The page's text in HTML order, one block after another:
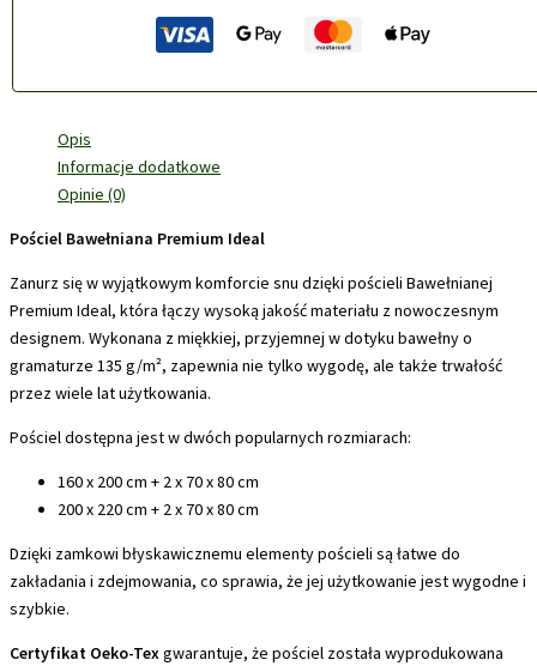
Opis
Informacje dodatkowe
Opinie (0)
Pościel Bawełniana Premium Ideal
Zanurz się w wyjątkowym komforcie snu dzięki pościeli Bawełnianej
Premium Ideal, która łączy wysoką jakość materiału z nowoczesnym
designem. Wykonana z miękkiej, przyjemnej w dotyku bawełny o
gramaturze 135 g/m², zapewnia nie tylko wygodę, ale także trwałość
przez wiele lat użytkowania.
Pościel dostępna jest w dwóch popularnych rozmiarach:
160 x 200 cm + 2 x 70 x 80 cm
200 x 220 cm + 2 x 70 x 80 cm
Dzięki zamkowi błyskawicznemu elementy pościeli są łatwe do
zakładania i zdejmowania, co sprawia, że jej użytkowanie jest wygodne i
szybkie.
Certyfikat Oeko-Texgwarantuje, że pościel została wyprodukowana